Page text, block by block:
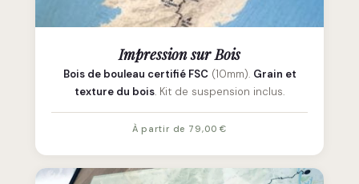
Impression sur Bois
Bois de bouleau certifié FSC(10mm). Grain et
texture du bois. Kit de suspension inclus.
À partir de 79,00 €